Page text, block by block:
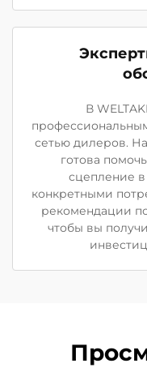
В
сетью дилеров.
готова
сцепление
конкретными
рекомендации
чтобы вы